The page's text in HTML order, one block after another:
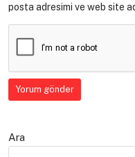
posta adresimi ve web site
Ara